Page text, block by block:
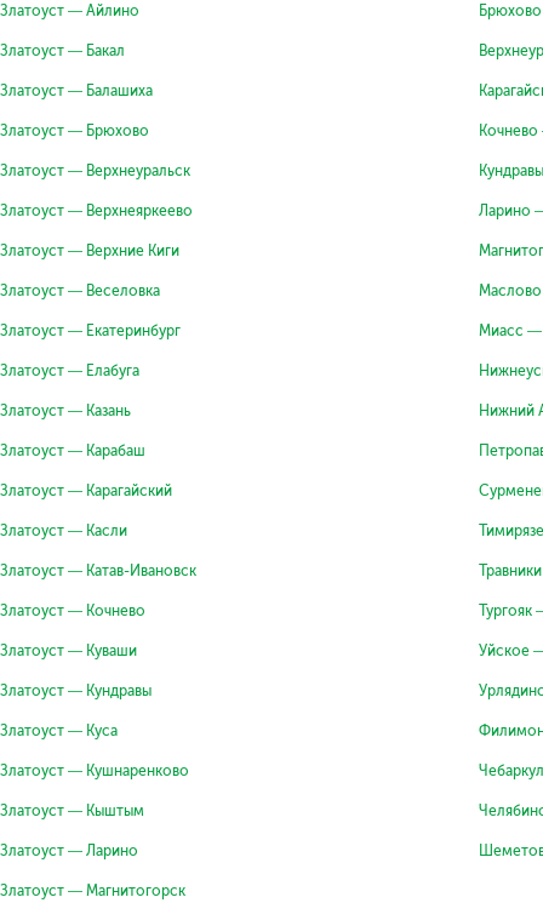
Златоуст — Айлино
Златоуст — Бакал
Златоуст — Балашиха
Златоуст — Брюхово
Златоуст — Верхнеуральск
Златоуст — Верхнеяркеево
Златоуст — Верхние Киги
Златоуст — Веселовка
Златоуст — Екатеринбург
Златоуст — Елабуга
Златоуст — Казань
Златоуст — Карабаш
Златоуст — Карагайский
Златоуст — Касли
Златоуст — Катав-Ивановск
Златоуст — Кочнево
Златоуст — Куваши
Златоуст — Кундравы
Златоуст — Куса
Златоуст — Кушнаренково
Златоуст — Кыштым
Златоуст — Ларино
Златоуст — Магнитогорск
Ларино
Миасс —
Нижний
Уйское